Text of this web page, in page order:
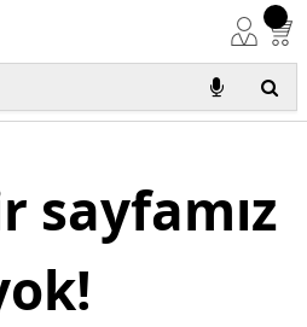
sayfamız